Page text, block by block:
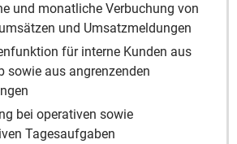
und monatliche Verbuchung von
und Umsatzmeldungen
für interne Kunden aus
sowie aus angrenzenden
bei operativen sowie
Tagesaufgaben